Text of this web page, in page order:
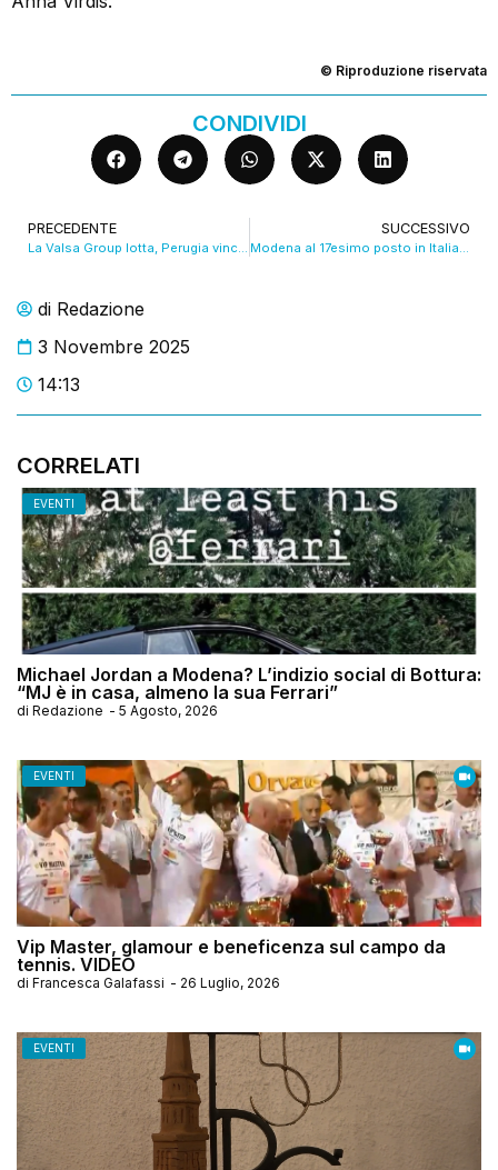
di Redazione
3 Novembre 2025
14:13
CORRELATI
EVENTI
Michael Jordan a Modena? L’indizio social di Bottura:
“MJ è in casa, almeno la sua Ferrari”
di Redazione - 5 Agosto, 2026
EVENTI
Vip Master, glamour e beneficenza sul campo da
tennis. VIDEO
di Francesca Galafassi - 26 Luglio, 2026
EVENTI
© Riproduzione riservata
CONDIVIDI
PRECEDENTE SUCCESSIVO